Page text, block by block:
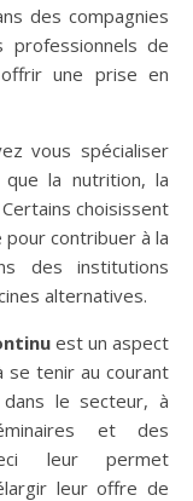
des compagnies
professionnels de
une prise en
vous spécialiser
la nutrition, la
choisissent
contribuer à la
des institutions
alternatives.
est un aspect
se tenir au courant
le secteur, à
et des
leur permet
leur offre de